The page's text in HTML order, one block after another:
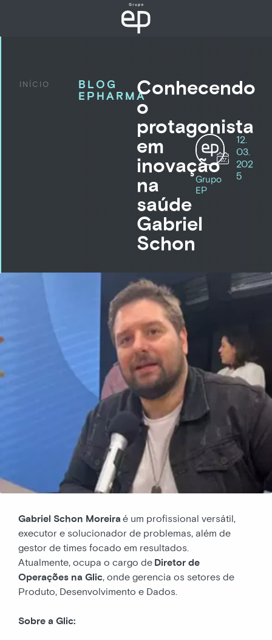
INÍCIO
BLOG
EPHARMAConhecendo
o
protagonista
em
inovação
na
saúde
Gabriel
Schon
Grupo
EP
12.
03.
202
5
Gabriel Schon Moreiraé um profissional versátil,
executor e solucionador de problemas, além de
gestor de times focado em resultados.
Atualmente, ocupa o cargo de Diretor de
Operações na Glic, onde gerencia os setores de
Produto, Desenvolvimento e Dados.
Sobre a Glic: